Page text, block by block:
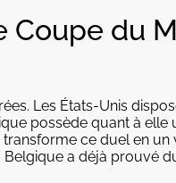
Coupe du
Les États-Unis
possède quant à elle
transforme ce duel en un
a déjà prouvé